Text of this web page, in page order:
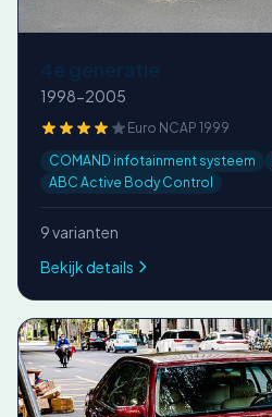
1998-2005
Euro NCAP 1999
COMAND infotainment systeem
ABC Active Body Control
9 varianten
Bekijk details